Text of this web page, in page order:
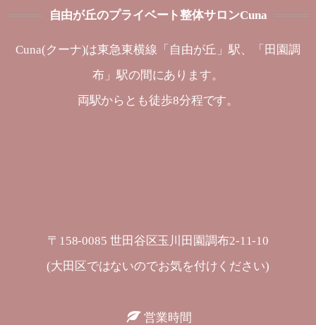
自由が丘のプライベート整体サロンCuna
Cuna(クーナ)は東急東横線「自由が丘」駅、「田園調
布」駅の間にあります。
両駅からとも徒歩8分程です。
〒158-0085 世田谷区玉川田園調布2-11-10
(大田区ではないのでお気を付けください)
営業時間